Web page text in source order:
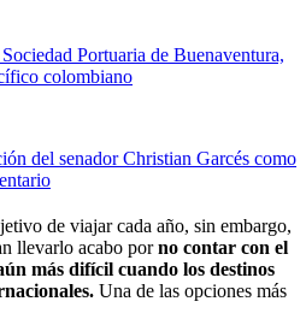
Portuaria de Buenaventura,
colombiano
del senador Christian Garcés como
de viajar cada año, sin embargo,
llevarlo acabo porno contar con el
más difícil cuando los destinos
Una de las opciones más